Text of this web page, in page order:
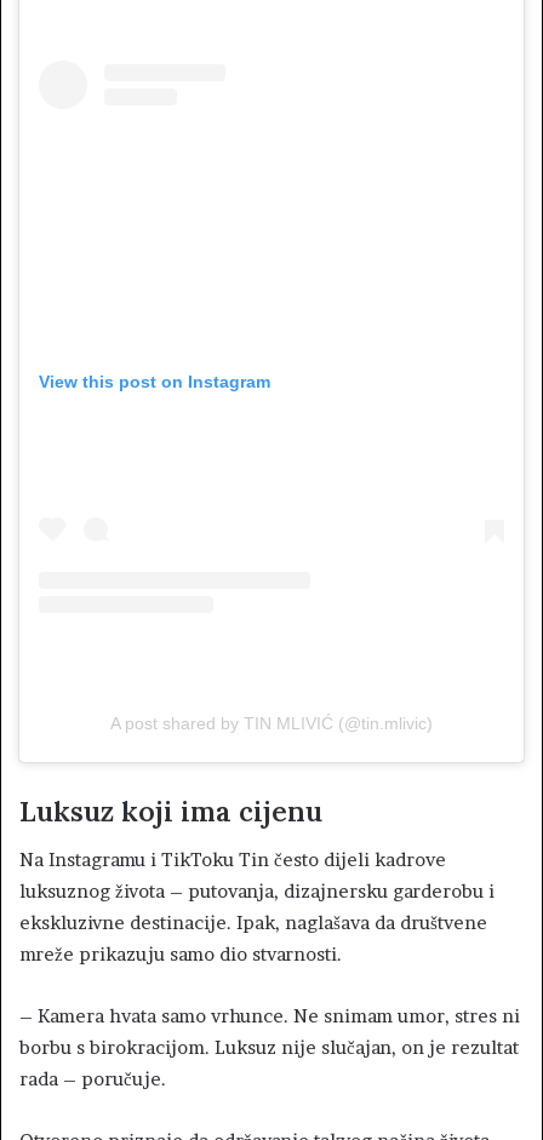
View this post on Instagram
A post shared by TIN MLIVIĆ (@tin.mlivic)
Luksuz koji ima cijenu
Na Instagramu i TikToku Tin često dijeli kadrove
luksuznog života – putovanja, dizajnersku garderobu i
ekskluzivne destinacije. Ipak, naglašava da društvene
mreže prikazuju samo dio stvarnosti.
– Kamera hvata samo vrhunce. Ne snimam umor, stres ni
borbu s birokracijom. Luksuz nije slučajan, on je rezultat
rada – poručuje.